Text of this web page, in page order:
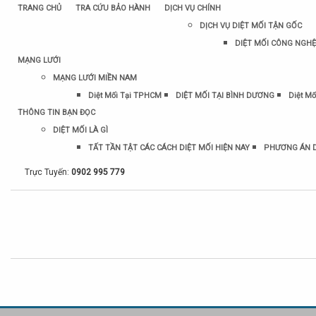
TRANG CHỦ TRA CỨU BẢO HÀNH
DỊCH VỤ CHÍNH
DỊCH VỤ DIỆT MỐI TẬN GỐC
DIỆT MỐI CÔNG
MẠNG LƯỚI
MẠNG LƯỚI MIỀN NAM
Diệt Mối Tại TPHCM
DIỆT MỐI TẠI BÌNH DƯƠNG
Diệt
THÔNG TIN BẠN ĐỌC
DIỆT MỐI LÀ GÌ
TẤT TẦN TẬT CÁC CÁCH DIỆT MỐI HIỆN NAY
PHƯƠNG ÁN
Trực Tuyến: 0902 995 779